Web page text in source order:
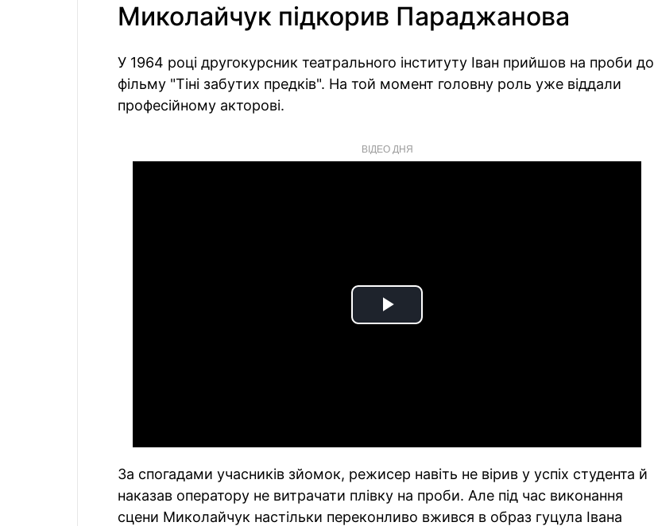
Миколайчук підкорив Параджанова
У 1964 році другокурсник театрального інституту Іван прийшов на проби до
фільму "Тіні забутих предків". На той момент головну роль уже віддали
професійному акторові.
ВІДЕО ДНЯ
Play
За спогадами учасників зйомок, режисер навіть не вірив у успіх студента й
наказав оператору не витрачати плівку на проби. Але під час виконання
сцени Миколайчук настільки переконливо вжився в образ гуцула Івана